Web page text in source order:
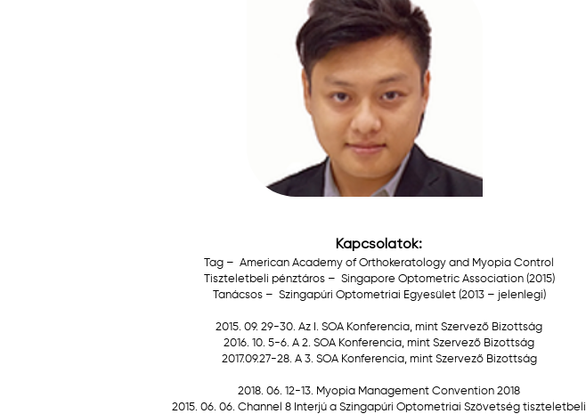
Kapcsolatok:
Tag – American Academy of Orthokeratology and Myopia Control
Tiszteletbeli pénztáros – Singapore Optometric Association (2015)
Tanácsos – Szingapúri Optometriai Egyesület (2013 – jelenlegi)
2015. 09. 29-30. Az I. SOA Konferencia, mint Szervező Bizottság
2016. 10. 5-6. A 2. SOA Konferencia, mint Szervező Bizottság
2017.09.27-28. A 3. SOA Konferencia, mint Szervező Bizottság
2018. 06. 12-13. Myopia Management Convention 2018
2015. 06. 06. Channel 8 Interjú a Szingapúri Optometriai Szövetség tiszteletbeli